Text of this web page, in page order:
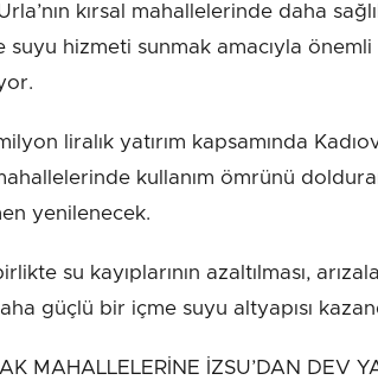
kırsal mahallelerinde daha
suyu hizmeti sunmak amacıyla önemli
liralık yatırım kapsamında
kullanım ömrünü
yenilenecek.
su kayıplarının azaltılması,
güçlü bir içme suyu altyapısı
MAHALLELERİNE İZSU’DAN DEV